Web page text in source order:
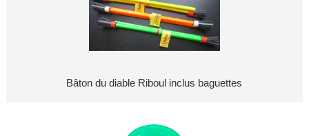
Bâton du diable Riboul inclus baguettes